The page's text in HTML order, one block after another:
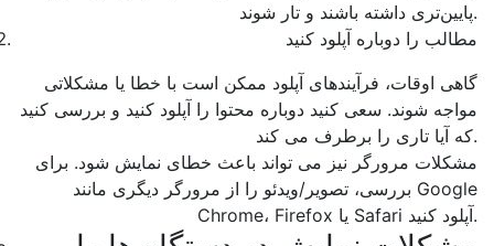
پایین‌تری داشته باشند و تار شوند.
مطالب را دوباره آپلود کنید
گاهی اوقات، فرآیندهای آپلود ممکن است با خطا یا مشکلاتی
مواجه شوند. سعی کنید دوباره محتوا را آپلود کنید و بررسی کنید
که آیا تاری را برطرف می کند.
مشکلات مرورگر نیز می تواند باعث خطای نمایش شود. برای
بررسی، تصویر/ویدئو را از مرورگر دیگری مانند Google
Chrome، Firefox یا Safari آپلود کنید.